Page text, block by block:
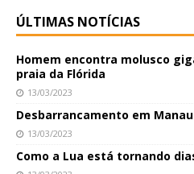
ÚLTIMAS NOTÍCIAS
Homem encontra molusco
praia da Flórida
13/03/2023
Desbarrancamento em
13/03/2023
Como a Lua está tornando